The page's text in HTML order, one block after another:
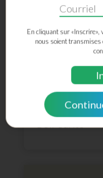
En cliquant sur «Inscrire»,
nous soient transmises
12 juin. 2026
Une 40e
Golf Santé